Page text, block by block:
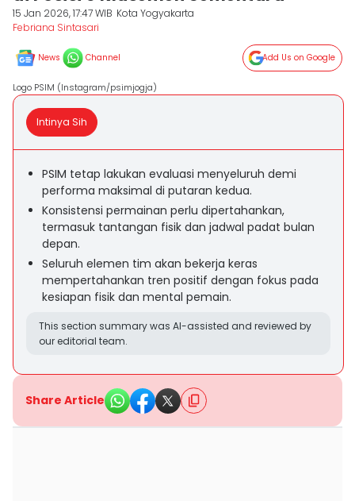
15 Jan 2026, 17:47 WIB Kota Yogyakarta
Febriana Sintasari
News Channel Add Us on Google
Logo PSIM (Instagram/psimjogja)
Intinya Sih
PSIM tetap lakukan evaluasi menyeluruh demi
performa maksimal di putaran kedua.
Konsistensi permainan perlu dipertahankan,
termasuk tantangan fisik dan jadwal padat bulan
depan.
Seluruh elemen tim akan bekerja keras
mempertahankan tren positif dengan fokus pada
kesiapan fisik dan mental pemain.
This section summary was AI-assisted and reviewed by
our editorial team.
Share Article